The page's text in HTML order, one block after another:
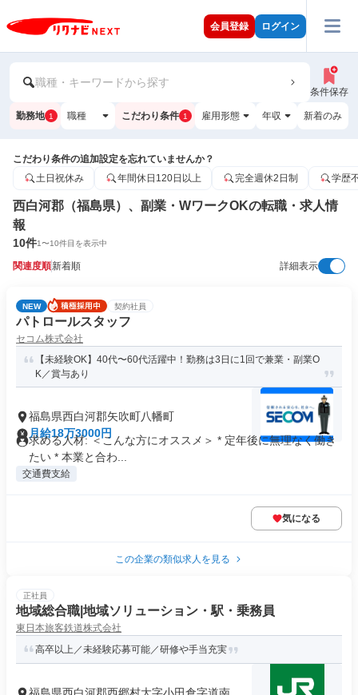
会員登録 ログイン
職種・キーワードから探す
条件保存
勤務地 1 職種 こだわり条件 1 雇用形態 年収 新着のみ
こだわり条件の追加設定を忘れていませんか？
土日祝休み
年間休日120日以上 完全週休2日制 学歴
西白河郡（福島県）、副業・WワークOKの転職・求人情
報
10件1〜10件目を表示中
関連度順新着順 詳細表示
NEW 契約社員
パトロールスタッフ
セコム株式会社
【未経験OK】40代〜60代活躍中！勤務は3日に1回で兼業・副業O
K／賞与あり
福島県西白河郡矢吹町八幡町
月給18万3000円
求める人材: ＜こんな方にオススメ＞ * 定年後に無理なく働き
たい * 本業と合わ...
交通費支給
気になる
この企業の類似求人を見る
正社員
地域総合職|地域ソリューション・駅・乗務員
東日本旅客鉄道株式会社
高卒以上／未経験応募可能／研修や手当充実